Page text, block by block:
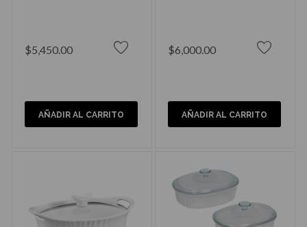
$5,450.00
AÑADIR AL CARRITO
$6,000.00
AÑADIR AL CARRITO